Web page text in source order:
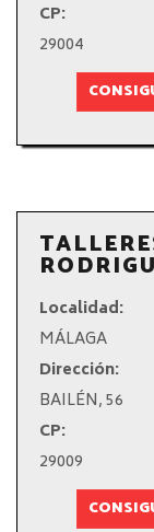
CP:
29004
Localidad:
MÁLAGA
Dirección:
BAILÉN, 56
CP:
29009